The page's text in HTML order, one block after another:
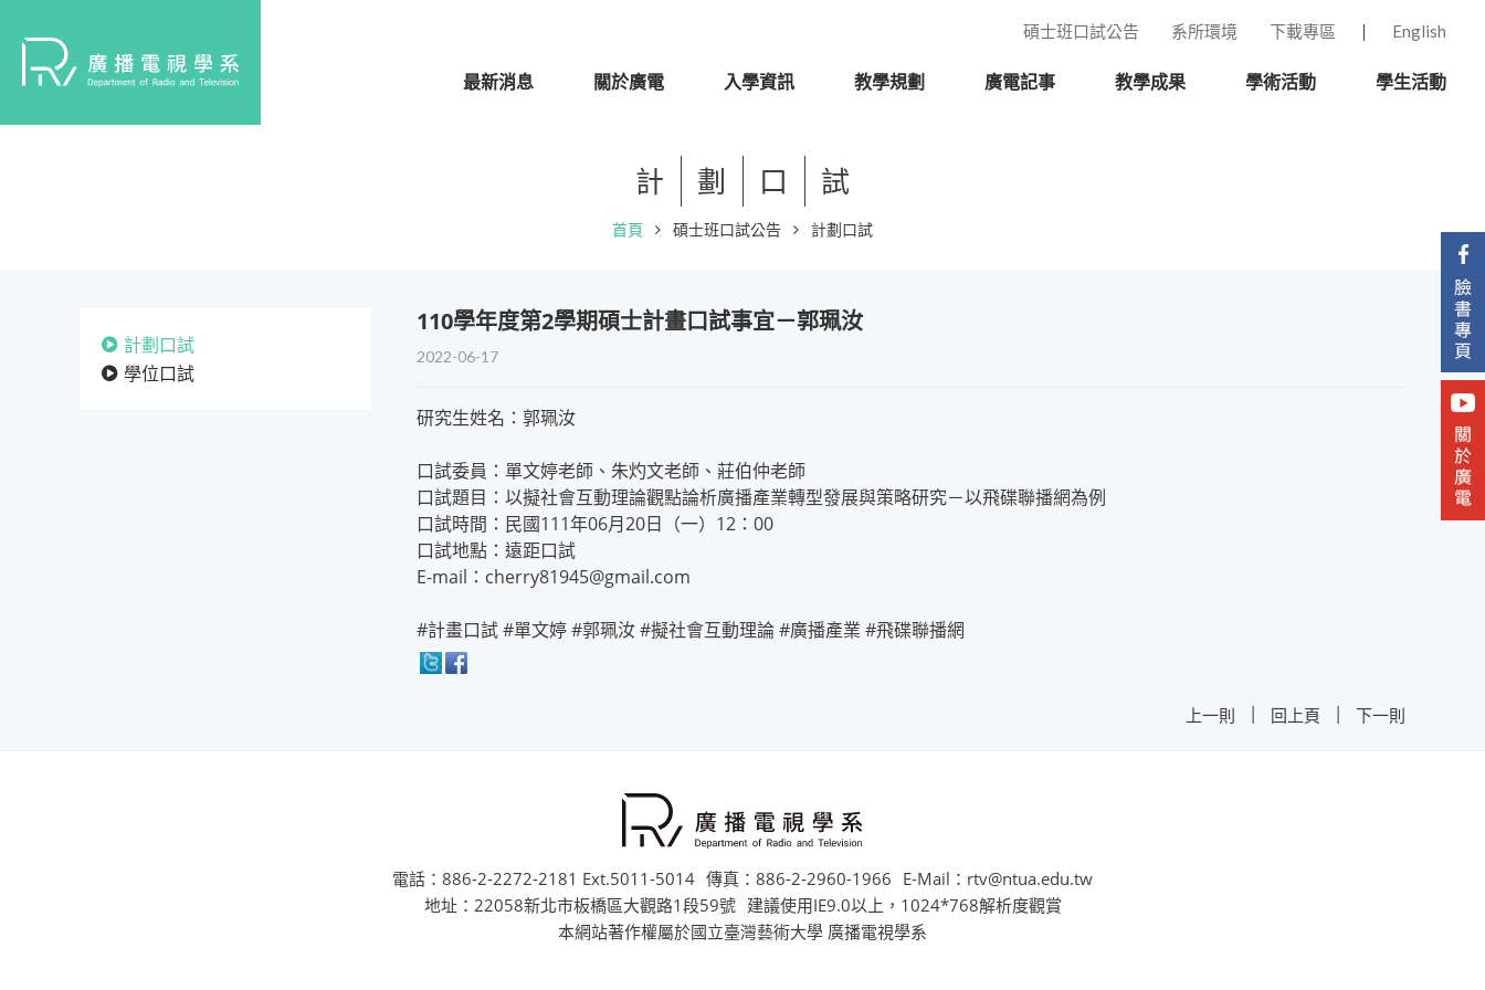
碩士班口試公告 系所環境 下載專區 English
最新消息 關於廣電 入學資訊 教學規劃 廣電記事 教學成果 學術活動 學生活動
計 劃 口 試
首頁 碩士班口試公告 計劃口試
計劃口試
學位口試
110學年度第2學期碩士計畫口試事宜－郭珮汝
2022-06-17
研究生姓名：郭珮汝
口試委員：單文婷老師、朱灼文老師、莊伯仲老師
口試題目：以擬社會互動理論觀點論析廣播產業轉型發展與策略研究－以飛碟聯播網為例
口試時間：民國111年06月20日（一）12：00
口試地點：遠距口試
E-mail：cherry81945@gmail.com
#計畫口試 #單文婷 #郭珮汝 #擬社會互動理論 #廣播產業 #飛碟聯播網
上一則 | 回上頁 | 下一則
電話：886-2-2272-2181 Ext.5011-5014 傳真：886-2-2960-1966 E-Mail：rtv@ntua.edu.tw
地址：22058新北市板橋區大觀路1段59號 建議使用IE9.0以上，1024*768解析度觀賞
本網站著作權屬於國立臺灣藝術大學 廣播電視學系